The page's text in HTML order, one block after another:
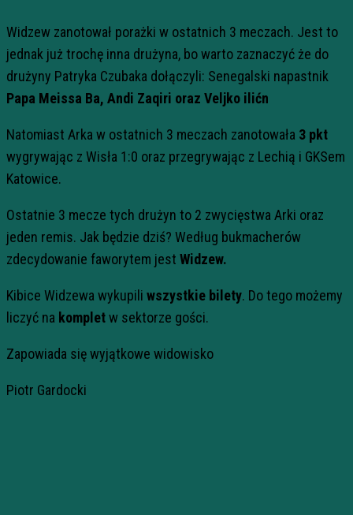
Widzew zanotował porażki w ostatnich 3 meczach. Jest to
jednak już trochę inna drużyna, bo warto zaznaczyć że do
drużyny Patryka Czubaka dołączyli: Senegalski napastnik
Papa Meissa Ba, Andi Zaqiri oraz Veljko ilićn
Natomiast Arka w ostatnich 3 meczach zanotowała 3 pkt
wygrywając z Wisła 1:0 oraz przegrywając z Lechią i GKSem
Katowice.
Ostatnie 3 mecze tych drużyn to 2 zwycięstwa Arki oraz
jeden remis. Jak będzie dziś? Według bukmacherów
zdecydowanie faworytem jest Widzew.
Kibice Widzewa wykupili wszystkie bilety. Do tego możemy
liczyć na kompletw sektorze gości.
Zapowiada się wyjątkowe widowisko
Piotr Gardocki